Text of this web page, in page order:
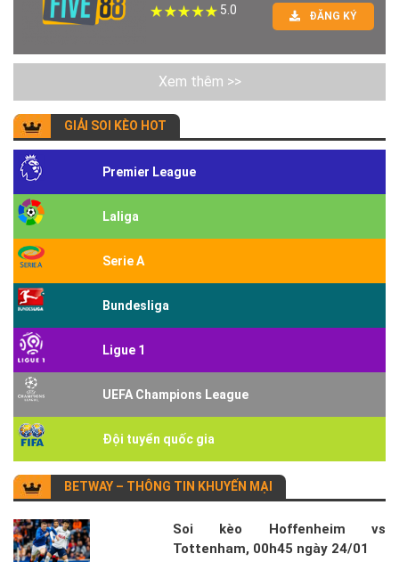
5.0 ĐĂNG KÝ
Xem thêm >>
GIẢI SOI KÈO HOT
Premier League
Laliga
Serie A
Bundesliga
Ligue 1
UEFA Champions League
Đội tuyển quốc gia
BETWAY – THÔNG TIN KHUYẾN MẠI
Soi kèo Hoffenheim vs
Tottenham, 00h45 ngày 24/01